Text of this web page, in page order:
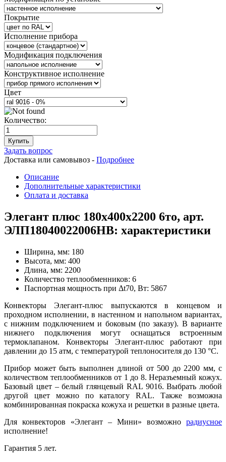
Покрытие
Исполнение прибора
Модификация подключения
Конструктивное исполнение
Цвет
Количество:
Купить
Задать вопрос
Доставка или самовывоз - Подробнее
Описание
Дополнительные характеристики
Оплата и доставка
Элегант плюс 180x400x2200 6то, арт.
ЭЛП18040022006НВ: характеристики
Ширина, мм: 180
Высота, мм: 400
Длина, мм: 2200
Количество теплообменников: 6
Паспортная мощность при Δt70, Вт: 5867
Конвекторы Элегант-плюс выпускаются в концевом и
проходном исполнении, в настенном и напольном вариантах,
с нижним подключением и боковым (по заказу). В варианте
нижнего подключения могут оснащаться встроенным
термоклапаном. Конвекторы Элегант-плюс работают при
давлении до 15 атм, с температурой теплоносителя до 130 °С.
Прибор может быть выполнен длиной от 500 до 2200 мм, с
количеством теплообменников от 1 до 8. Неразъемный кожух.
Базовый цвет – белый глянцевый RAL 9016. Выбрать любой
другой цвет можно по каталогу RAL. Также возможна
комбинированная покраска кожуха и решетки в разные цвета.
Для конвекторов «Элегант – Мини» возможно радиусное
исполнение!
Гарантия 5 лет.